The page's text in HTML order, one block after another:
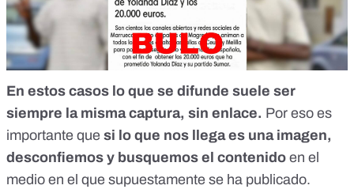
En estos casos lo que se difunde suele ser
siempre la misma captura, sin enlace. Por eso es
importante que si lo que nos llega es una imagen,
desconfiemos y busquemos el contenido en el
medio en el que supuestamente se ha publicado.